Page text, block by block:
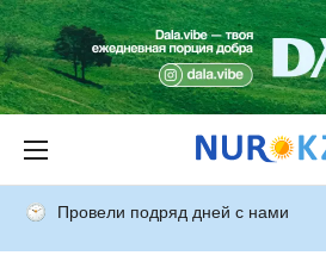
Провели подряд дней с нами